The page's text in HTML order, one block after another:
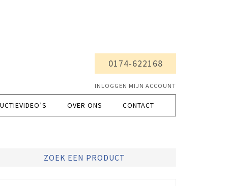
0174-622168
INLOGGEN MIJN ACCOUNT
OVER ONS CONTACT
ZOEK EEN PRODUCT